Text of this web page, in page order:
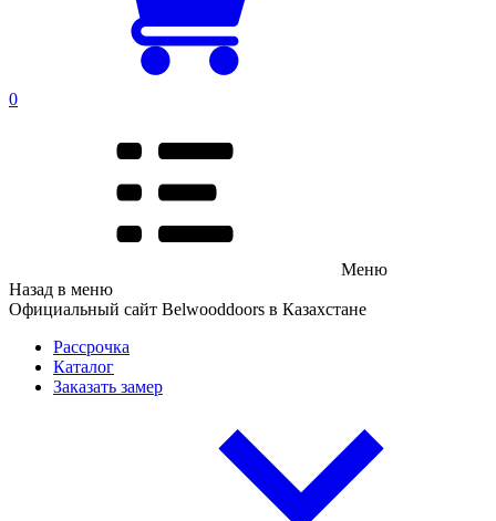
0
Меню
Назад в меню
Официальный сайт Belwooddoors в Казахстане
Рассрочка
Каталог
Заказать замер